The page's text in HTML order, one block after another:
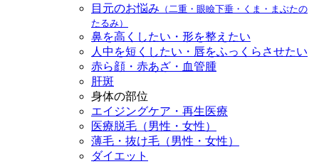
目元のお悩み （二重・眼瞼下垂・くま・まぶたの
たるみ）
鼻を高くしたい・形を整えたい
人中を短くしたい・唇をふっくらさせたい
赤ら顔・赤あざ・血管腫
肝斑
身体の部位
エイジングケア・再生医療
医療脱毛（男性・女性）
薄毛・抜け毛（男性・女性）
ダイエット